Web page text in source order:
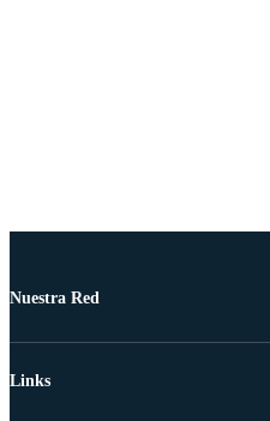
Nuestra Red
Links